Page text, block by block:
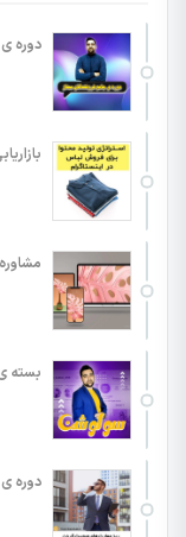
دوره
بسته
دوره